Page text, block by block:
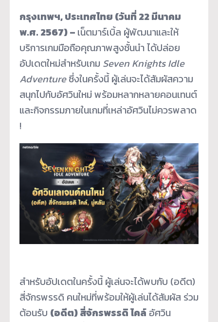
กรุงเทพฯ, ประเทศไทย (วันที่ 22 มีนาคม
พ.ศ. 2567) – เน็ตมาร์เบิ้ล ผู้พัฒนาและให้
บริการเกมมือถือคุณภาพสูงชั้นนำ ได้ปล่อย
อัปเดตใหม่สำหรับเกม Seven Knights Idle
Adventureซึ่งในครั้งนี้ ผู้เล่นจะได้สัมผัสความ
สนุกไปกับอัศวินใหม่ พร้อมหลากหลายคอนเทนต์
และกิจกรรมภายในเกมที่เหล่าอัศวินไม่ควรพลาด
!
สำหรับอัปเดตในครั้งนี้ ผู้เล่นจะได้พบกับ (อดีต)
สี่จักรพรรดิ คนใหม่ที่พร้อมให้ผู้เล่นได้สัมผัส ร่วม
ต้อนรับ (อดีต) สี่จักรพรรดิ ไคล์ อัศวิน